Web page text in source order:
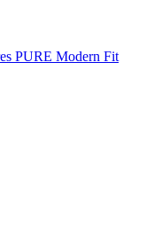
PURE Modern Fit